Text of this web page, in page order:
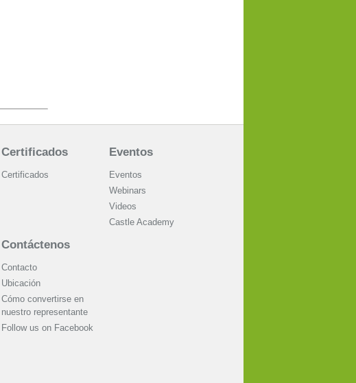
Certificados
Certificados
Eventos
Eventos
Webinars
Videos
Castle Academy
Contáctenos
Contacto
Ubicación
Cómo convertirse en
nuestro representante
Follow us on Facebook